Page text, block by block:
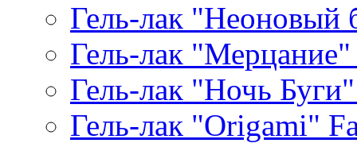
Гель-лак "Неоновый
Гель-лак
Гель-лак "Ночь
Гель-лак "Origami"